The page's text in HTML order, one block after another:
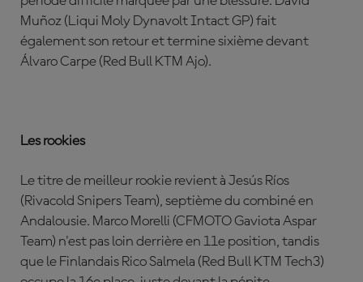
Muñoz (Liqui Moly Dynavolt Intact GP) fait
également son retour et termine sixième devant
Álvaro Carpe (Red Bull KTM Ajo).
Les rookies
Le titre de meilleur rookie revient à Jesús Ríos
(Rivacold Snipers Team), septième du combiné en
Andalousie. Marco Morelli (CFMOTO Gaviota Aspar
Team) n'est pas loin derrière en 11e position, tandis
que le Finlandais Rico Salmela (Red Bull KTM Tech3)